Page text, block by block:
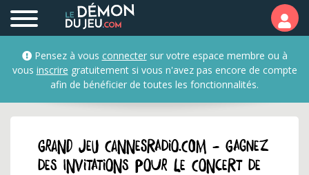
Pensez à vous connectersur votre espace membre ou à
vous inscrire gratuitement si vous n'avez pas encore de compte
afin de bénéficier de toutes les fonctionnalités.
GRAND JEU cannesradio.com - Gagnez
des invitations pour le concert de